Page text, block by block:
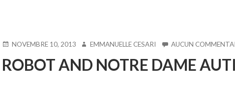
PUBLIÉ
NOVEMBRE 10, 2013 AUTEUR
EMMANUELLE CESARI AUCUN
AND NOTRE DAME